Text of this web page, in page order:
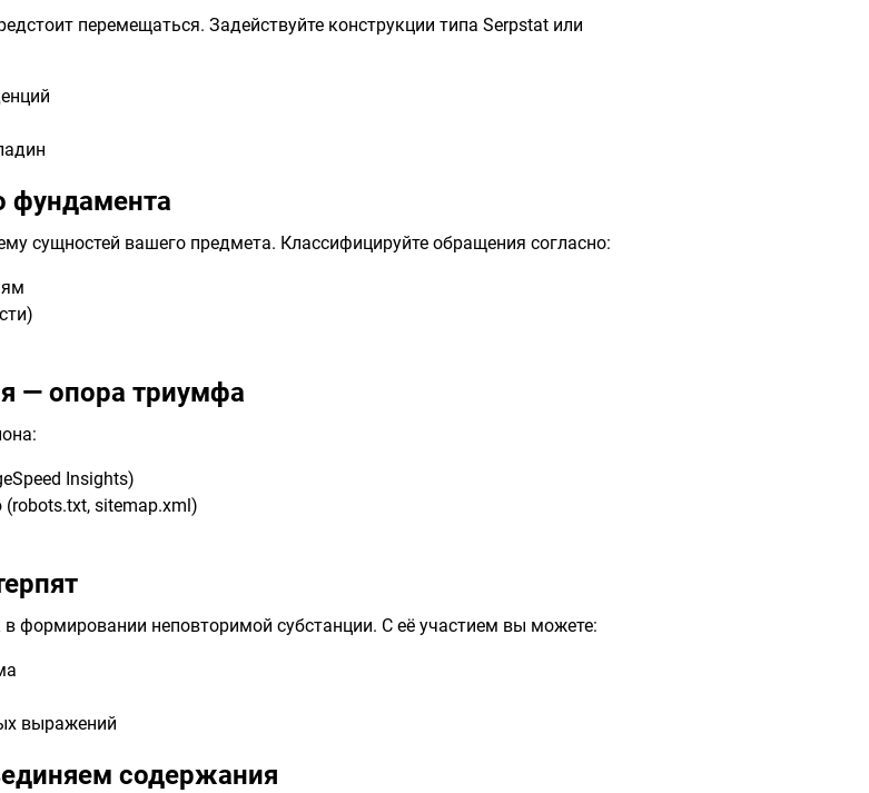
перемещаться. Задействуйте конструкции типа Serpstat или
фундамента
сущностей вашего предмета. Классифицируйте обращения согласно:
— опора триумфа
Insights)
sitemap.xml)
формировании неповторимой субстанции. С её участием вы можете:
выражений
содержания